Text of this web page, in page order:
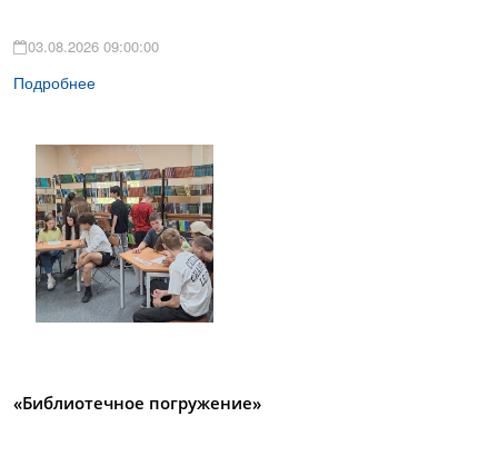
03.08.2026 09:00:00
Подробнее
«Библиотечное погружение»